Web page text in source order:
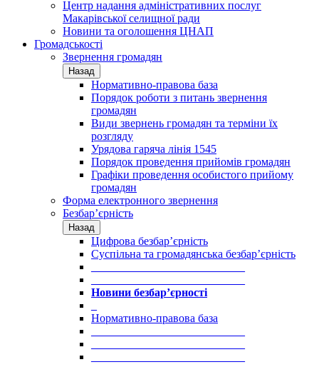
Центр надання адміністративних послуг
Макарівської селищної ради
Новини та оголошення ЦНАП
Громадськості
Звернення громадян
Назад
Нормативно-правова база
Порядок роботи з питань звернення
громадян
Види звернень громадян та терміни їх
розгляду
Урядова гаряча лінія 1545
Порядок проведення прийомів громадян
Графіки проведення особистого прийому
громадян
Форма електронного звернення
Безбар’єрність
Назад
Цифрова безбар’єрність
Суспільна та громадянська безбар’єрність
Новини безбар’єрності
Нормативно-правова база